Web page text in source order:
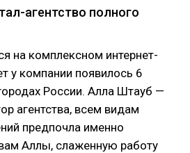
агентство полного
на комплексном интернет-
у компании появилось 6
России. Алла Штауб —
агентства, всем видам
предпочла именно
Аллы, слаженную работу